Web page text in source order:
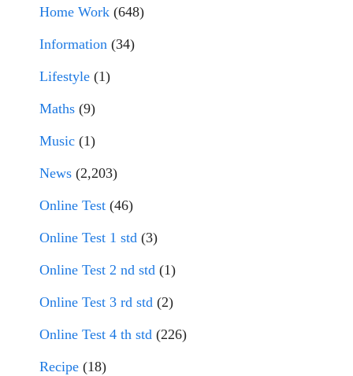
Home Work (648)
Information (34)
Lifestyle (1)
Maths (9)
Music (1)
News (2,203)
Online Test (46)
Online Test 1 std (3)
Online Test 2 nd std (1)
Online Test 3 rd std (2)
Online Test 4 th std (226)
Recipe (18)